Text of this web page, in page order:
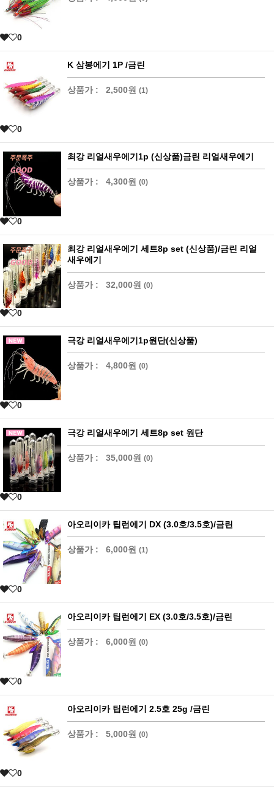
0
K 삼봉에기 1P /금린
상품가 : 2,500원 (1)
0
최강 리얼새우에기1p (신상품)금린 리얼새우에기
상품가 : 4,300원 (0)
0
최강 리얼새우에기 세트8p set (신상품)/금린 리얼
새우에기
상품가 : 32,000원 (0)
0
극강 리얼새우에기1p원단(신상품)
상품가 : 4,800원 (0)
0
극강 리얼새우에기 세트8p set 원단
상품가 : 35,000원 (0)
0
아오리이카 팁런에기 DX (3.0호/3.5호)/금린
상품가 : 6,000원 (1)
0
아오리이카 팁런에기 EX (3.0호/3.5호)/금린
상품가 : 6,000원 (0)
0
아오리이카 팁런에기 2.5호 25g /금린
상품가 : 5,000원 (0)
0